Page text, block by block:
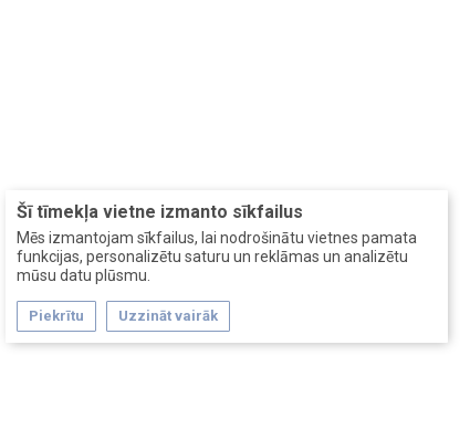
Šī tīmekļa vietne izmanto sīkfailus
Mēs izmantojam sīkfailus, lai nodrošinātu vietnes pamata
funkcijas, personalizētu saturu un reklāmas un analizētu
mūsu datu plūsmu.
Piekrītu Uzzināt vairāk